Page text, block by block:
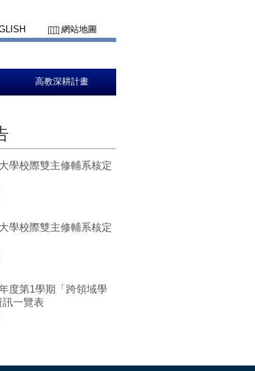
網站地圖
高教深耕計畫
學校際雙主修輔系核定
學校際雙主修輔系核定
度第1學期「跨領域學
一覽表